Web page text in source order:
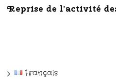
Reprise de l’activité
Français